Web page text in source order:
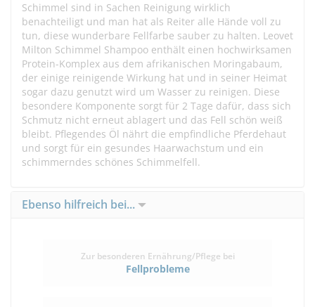
Schimmel sind in Sachen Reinigung wirklich
benachteiligt und man hat als Reiter alle Hände voll zu
tun, diese wunderbare Fellfarbe sauber zu halten. Leovet
Milton Schimmel Shampoo enthält einen hochwirksamen
Protein-Komplex aus dem afrikanischen Moringabaum,
der einige reinigende Wirkung hat und in seiner Heimat
sogar dazu genutzt wird um Wasser zu reinigen. Diese
besondere Komponente sorgt für 2 Tage dafür, dass sich
Schmutz nicht erneut ablagert und das Fell schön weiß
bleibt. Pflegendes Öl nährt die empfindliche Pferdehaut
und sorgt für ein gesundes Haarwachstum und ein
schimmerndes schönes Schimmelfell.
Ebenso hilfreich bei...
Zur besonderen Ernährung/Pflege bei
Fellprobleme